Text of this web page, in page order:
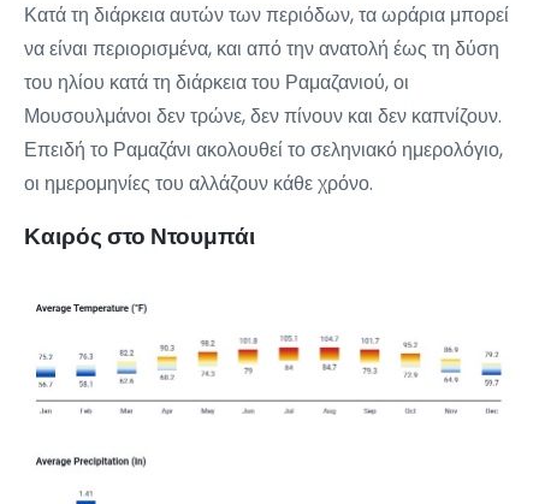
Κατά τη διάρκεια αυτών των περιόδων, τα ωράρια μπορεί
να είναι περιορισμένα, και από την ανατολή έως τη δύση
του ηλίου κατά τη διάρκεια του Ραμαζανιού, οι
Μουσουλμάνοι δεν τρώνε, δεν πίνουν και δεν καπνίζουν.
Επειδή το Ραμαζάνι ακολουθεί το σεληνιακό ημερολόγιο,
οι ημερομηνίες του αλλάζουν κάθε χρόνο.
Καιρός στο Ντουμπάι